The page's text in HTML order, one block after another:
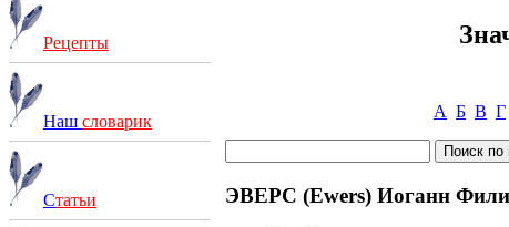
Рецепты
Наш словарик
Статьи
А Б В Г
ЭВЕРС (Ewers) Иоганн